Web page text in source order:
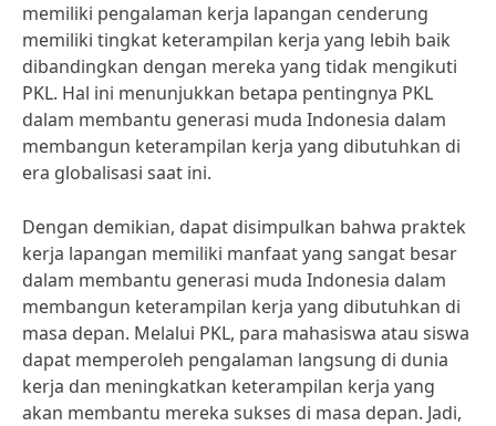
memiliki pengalaman kerja lapangan cenderung
memiliki tingkat keterampilan kerja yang lebih baik
dibandingkan dengan mereka yang tidak mengikuti
PKL. Hal ini menunjukkan betapa pentingnya PKL
dalam membantu generasi muda Indonesia dalam
membangun keterampilan kerja yang dibutuhkan di
era globalisasi saat ini.
Dengan demikian, dapat disimpulkan bahwa praktek
kerja lapangan memiliki manfaat yang sangat besar
dalam membantu generasi muda Indonesia dalam
membangun keterampilan kerja yang dibutuhkan di
masa depan. Melalui PKL, para mahasiswa atau siswa
dapat memperoleh pengalaman langsung di dunia
kerja dan meningkatkan keterampilan kerja yang
akan membantu mereka sukses di masa depan. Jadi,